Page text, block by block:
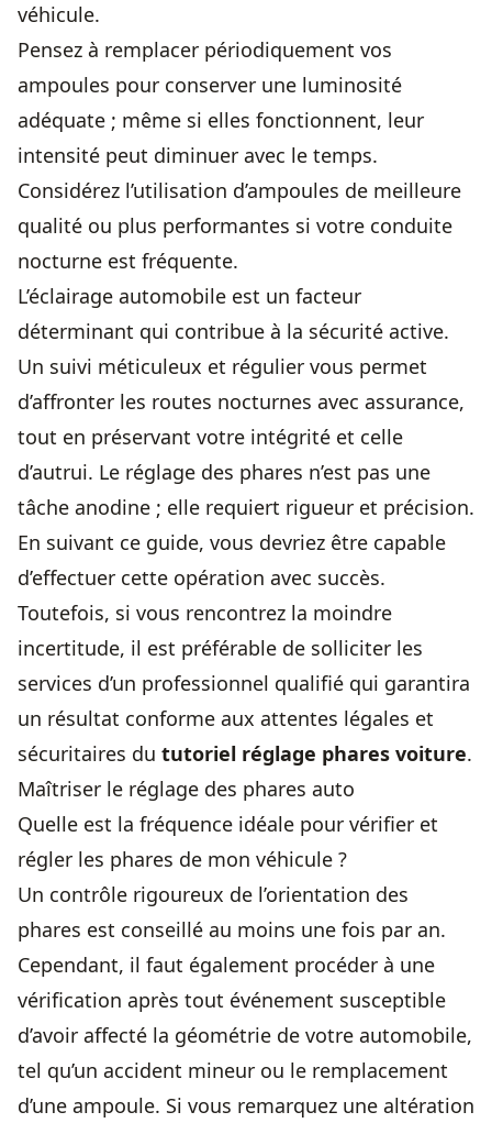
véhicule.
Pensez à remplacer périodiquement vos
ampoules pour conserver une luminosité
adéquate ; même si elles fonctionnent, leur
intensité peut diminuer avec le temps.
Considérez l’utilisation d’ampoules de meilleure
qualité ou plus performantes si votre conduite
nocturne est fréquente.
L’éclairage automobile est un facteur
déterminant qui contribue à la sécurité active.
Un suivi méticuleux et régulier vous permet
d’affronter les routes nocturnes avec assurance,
tout en préservant votre intégrité et celle
d’autrui. Le réglage des phares n’est pas une
tâche anodine ; elle requiert rigueur et précision.
En suivant ce guide, vous devriez être capable
d’effectuer cette opération avec succès.
Toutefois, si vous rencontrez la moindre
incertitude, il est préférable de solliciter les
services d’un professionnel qualifié qui garantira
un résultat conforme aux attentes légales et
sécuritaires du tutoriel réglage phares voiture.
Maîtriser le réglage des phares auto
Quelle est la fréquence idéale pour vérifier et
régler les phares de mon véhicule ?
Un contrôle rigoureux de l’orientation des
phares est conseillé au moins une fois par an.
Cependant, il faut également procéder à une
vérification après tout événement susceptible
d’avoir affecté la géométrie de votre automobile,
tel qu’un accident mineur ou le remplacement
d’une ampoule. Si vous remarquez une altération